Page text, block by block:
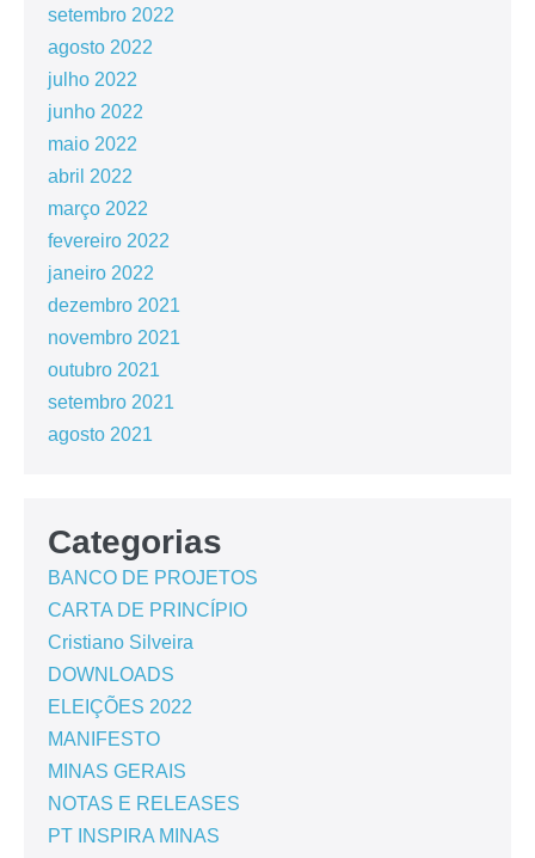
setembro 2022
agosto 2022
julho 2022
junho 2022
maio 2022
abril 2022
março 2022
fevereiro 2022
janeiro 2022
dezembro 2021
novembro 2021
outubro 2021
setembro 2021
agosto 2021
Categorias
BANCO DE PROJETOS
CARTA DE PRINCÍPIO
Cristiano Silveira
DOWNLOADS
ELEIÇÕES 2022
MANIFESTO
MINAS GERAIS
NOTAS E RELEASES
PT INSPIRA MINAS